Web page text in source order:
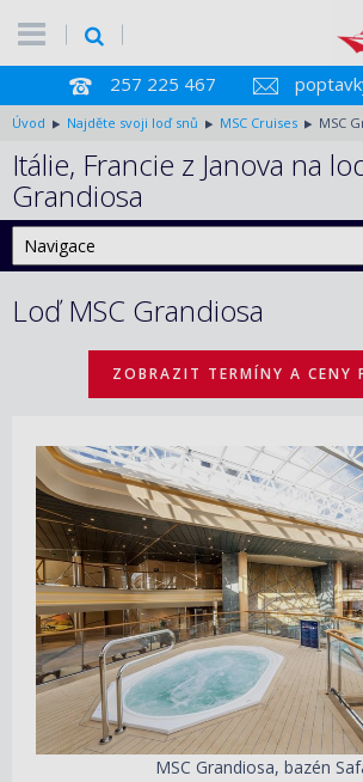
257 225 467
Úvod Najděte svoji loď snů MSC Cruises MSC
Itálie, Francie z Janova na
Grandiosa
Loď MSC Grandiosa
ZOBRAZIT TERMÍNY A CENY
MSC Grandiosa, bazén